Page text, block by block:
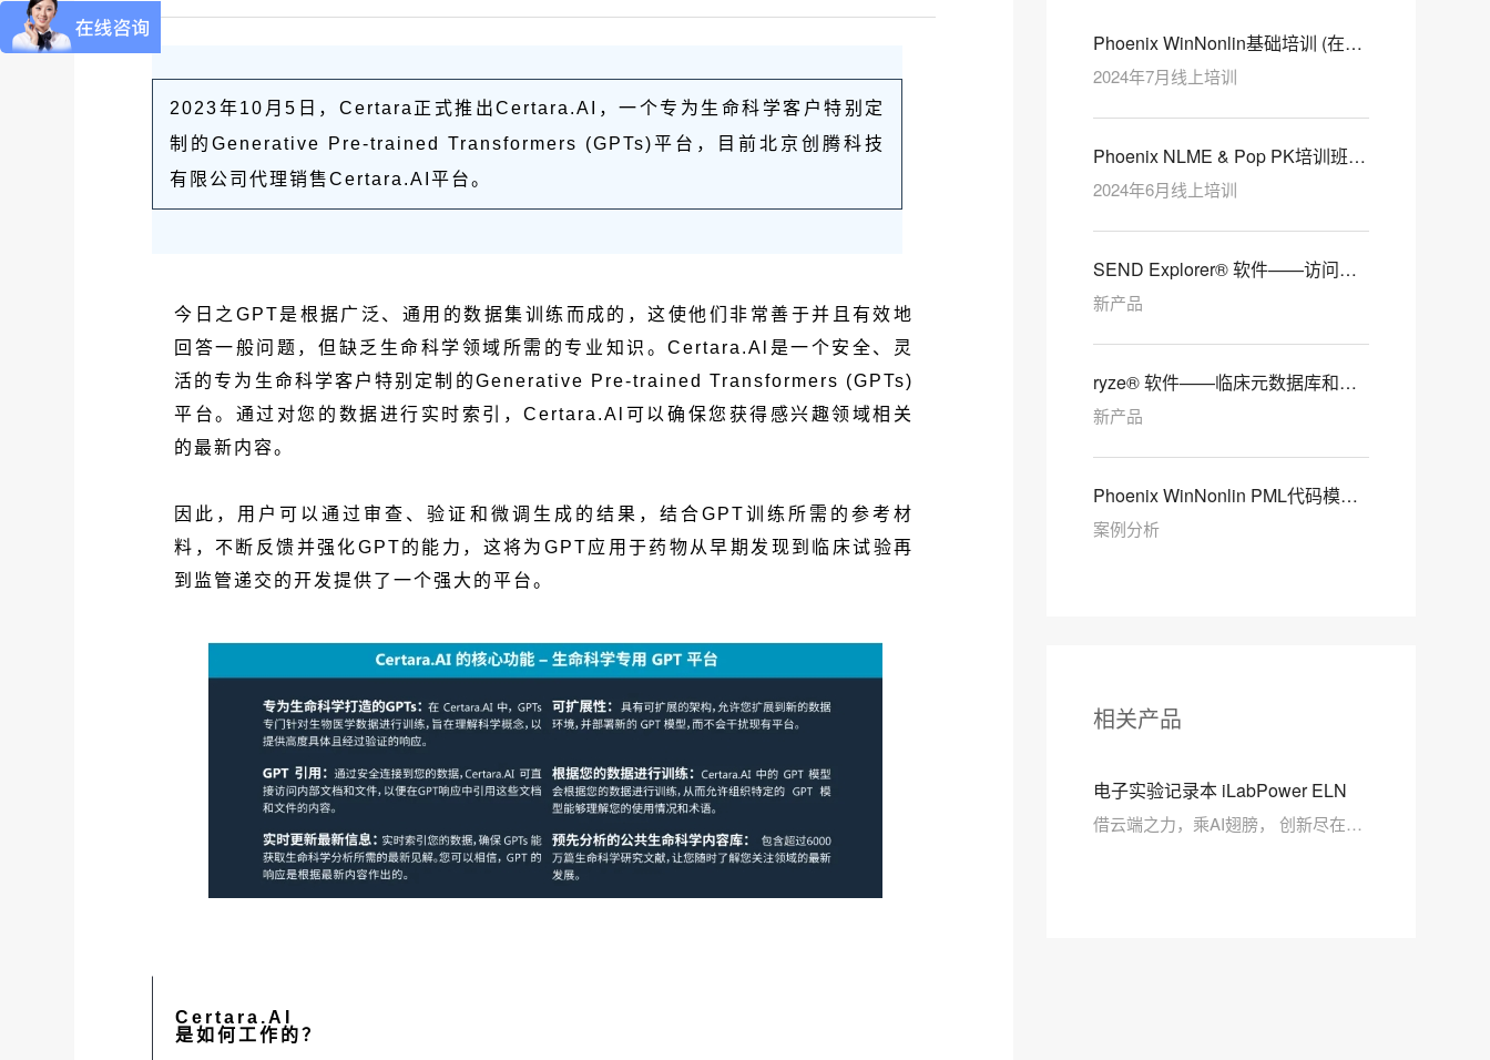
2023年10月5日，Certara正式推出Certara.AI，一个专为生命科学客户特别定
制的Generative Pre-trained Transformers (GPTs)平台，目前北京创腾科技
有限公司代理销售Certara.AI平台。
今日之GPT是根据广泛、通用的数据集训练而成的，这使他们非常善于并且有效地
回答一般问题，但缺乏生命科学领域所需的专业知识。Certara.Al是一个安全、灵
活的专为生命科学客户特别定制的Generative Pre-trained Transformers (GPTs)
平台。通过对您的数据进行实时索引，Certara.Al可以确保您获得感兴趣领域相关
的最新内容。
因此，用户可以通过审查、验证和微调生成的结果，结合GPT训练所需的参考材
料，不断反馈并强化GPT的能力，这将为GPT应用于药物从早期发现到临床试验再
到监管递交的开发提供了一个强大的平台。
Certara.AI
是如何工作的？
Phoenix WinNonlin基础培训 (在线
培训)
2024年7月线上培训
Phoenix NLME & Pop PK培训班
【在线培训】
2024年6月线上培训
SEND Explorer® 软件——访问并
可视化您的非临床数据
新产品
ryze® 软件——临床元数据库和
SDTM自动化平台
新产品
Phoenix WinNonlin PML代码模型
之靶点介导的药物处置（TMDD）
模型
案例分析
相关产品
电子实验记录本 iLabPower ELN
借云端之力，乘AI翅膀， 创新尽在